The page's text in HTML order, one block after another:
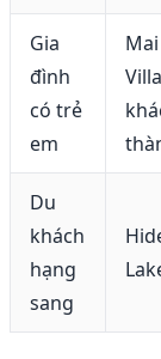
Gia
đình
có trẻ
em
Du
khách
hạng
sang